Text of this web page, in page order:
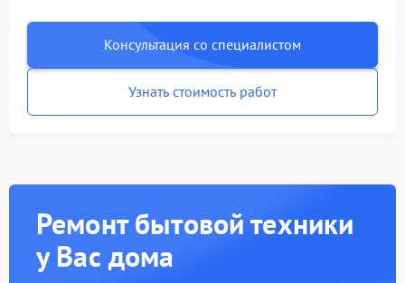
Консультация со специалистом
Узнать стоимость работ
Ремонт бытовой техники
у Вас дома